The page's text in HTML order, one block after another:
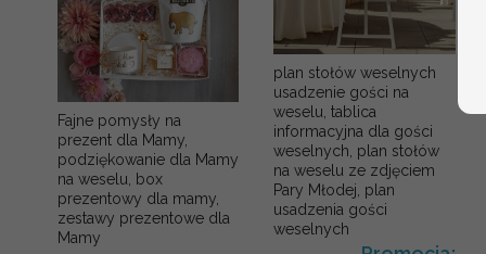
Fajne pomysły na
prezent dla Mamy,
podziękowanie dla Mamy
na weselu, box
prezentowy dla mamy,
zestawy prezentowe dla
Mamy
plan stołów weselnych
usadzenie gości na
weselu, tablica
informacyjna dla gości
weselnych, plan stołów
na weselu ze zdjęciem
Pary Młodej, plan
usadzenia gości
weselnych